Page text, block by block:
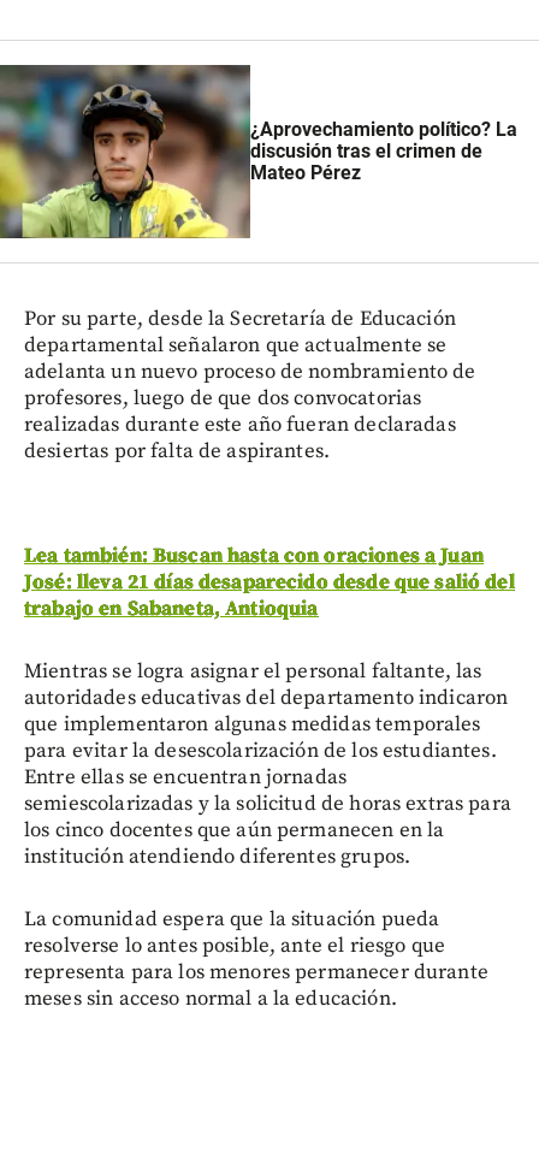
¿Aprovechamiento político? La
discusión tras el crimen de
Mateo Pérez
Por su parte, desde la Secretaría de Educación
departamental señalaron que actualmente se
adelanta un nuevo proceso de nombramiento de
profesores, luego de que dos convocatorias
realizadas durante este año fueran declaradas
desiertas por falta de aspirantes.
Lea también: Buscan hasta con oraciones a Juan
José: lleva 21 días desaparecido desde que salió del
trabajo en Sabaneta, Antioquia
Mientras se logra asignar el personal faltante, las
autoridades educativas del departamento indicaron
que implementaron algunas medidas temporales
para evitar la desescolarización de los estudiantes.
Entre ellas se encuentran jornadas
semiescolarizadas y la solicitud de horas extras para
los cinco docentes que aún permanecen en la
institución atendiendo diferentes grupos.
La comunidad espera que la situación pueda
resolverse lo antes posible, ante el riesgo que
representa para los menores permanecer durante
meses sin acceso normal a la educación.